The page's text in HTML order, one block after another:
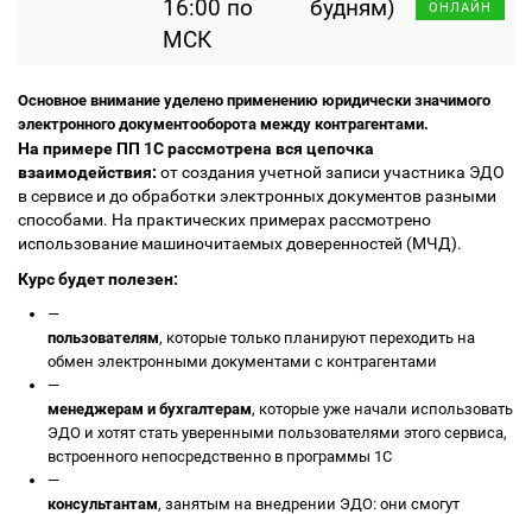
16:00 по
МСК
будням)
ОНЛАЙН
Основное внимание уделено применению юридически значимого
электронного документооборота между контрагентами.
На примере ПП 1С рассмотрена вся цепочка
взаимодействия: от создания учетной записи участника ЭДО
в сервисе и до обработки электронных документов разными
способами. На практических примерах рассмотрено
использование машиночитаемых доверенностей (МЧД).
Курс будет полезен:
—
пользователям, которые только планируют переходить на
обмен электронными документами с контрагентами
—
менеджерам и бухгалтерам, которые уже начали использовать
ЭДО и хотят стать уверенными пользователями этого сервиса,
встроенного непосредственно в программы 1С
—
консультантам, занятым на внедрении ЭДО: они смогут